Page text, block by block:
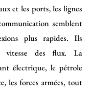
et les ports, les lignes
semblent
plus rapides. Ils
vitesse des flux. La
électrique, le pétrole
les forces armées, tout